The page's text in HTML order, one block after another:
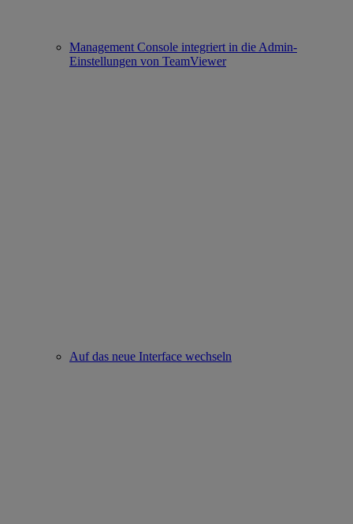
Management Console integriert in die Admin-
Einstellungen von TeamViewer
Auf das neue Interface wechseln